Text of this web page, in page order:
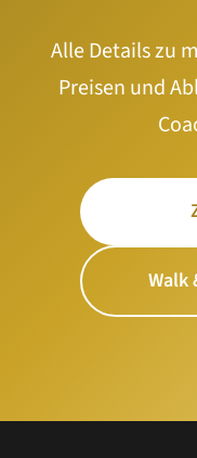
Alle Details zu
Preisen und
Walk